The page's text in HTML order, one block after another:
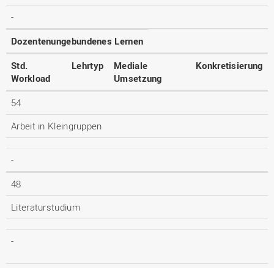
-
Dozentenungebundenes Lernen
Std.
Workload
Lehrtyp
Mediale
Umsetzung
Konkretisierung
54
Arbeit in Kleingruppen
-
48
Literaturstudium
-